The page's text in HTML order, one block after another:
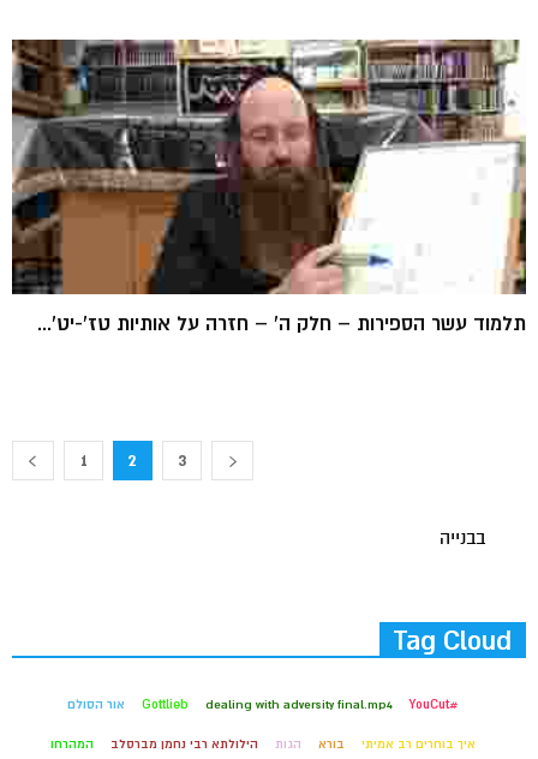
תלמוד עשר הספירות – חלק ה' – חזרה על אותיות טז'-יט'...
1 2 3
בבנייה
Tag Cloud
#YouCut
dealing with adversity final.mp4
Gottlieb אור הסולם
איך בוחרים רב אמיתי בורא הגות הילולתא רבי נחמן מברסלב המהרחו